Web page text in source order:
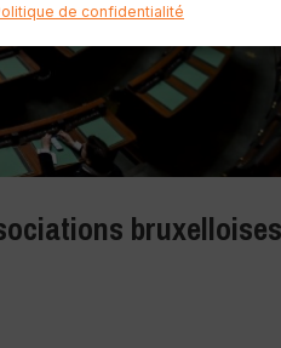
de confidentialité